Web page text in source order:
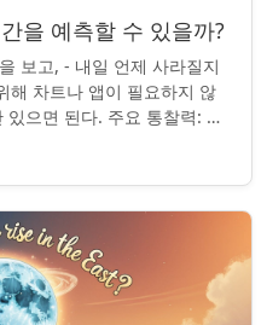
을 예측할 수 있을까?
보고, - 내일 언제 사라질지
해 차트나 앱이 필요하지 않
으면 된다. 주요 통찰력: 오